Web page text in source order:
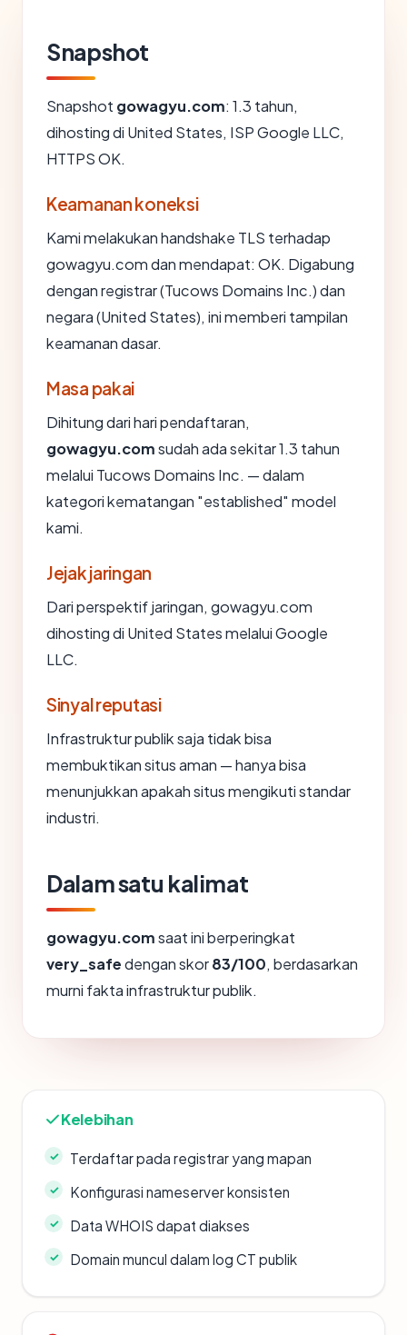
Snapshot
Snapshot gowagyu.com: 1.3 tahun,
dihosting di United States, ISP Google LLC,
HTTPS OK.
Keamanan koneksi
Kami melakukan handshake TLS terhadap
gowagyu.com dan mendapat: OK. Digabung
dengan registrar (Tucows Domains Inc.) dan
negara (United States), ini memberi tampilan
keamanan dasar.
Masa pakai
Dihitung dari hari pendaftaran,
gowagyu.comsudah ada sekitar 1.3 tahun
melalui Tucows Domains Inc. — dalam
kategori kematangan "established" model
kami.
Jejak jaringan
Dari perspektif jaringan, gowagyu.com
dihosting di United States melalui Google
LLC.
Sinyal reputasi
Infrastruktur publik saja tidak bisa
membuktikan situs aman — hanya bisa
menunjukkan apakah situs mengikuti standar
industri.
Dalam satu kalimat
gowagyu.comsaat ini berperingkat
very_safedengan skor83/100, berdasarkan
murni fakta infrastruktur publik.
Kelebihan
Terdaftar pada registrar yang mapan
Konfigurasi nameserver konsisten
Data WHOIS dapat diakses
Domain muncul dalam log CT publik